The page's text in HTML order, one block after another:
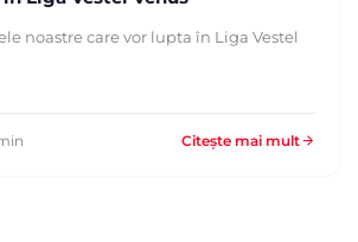
noastre care vor lupta în Liga Vestel
Citește mai mult